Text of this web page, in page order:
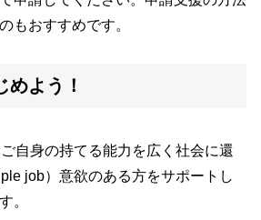
もおすすめです。
めよう！
自身の持てる能力を広く社会に還
job）意欲のある方をサポートし
。